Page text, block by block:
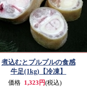
煮込むとプルプルの食感
牛足(1kg) 【冷凍】
価格 1,323円(税込)